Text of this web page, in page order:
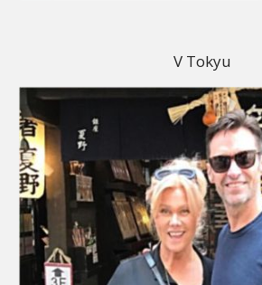
V Tokyu